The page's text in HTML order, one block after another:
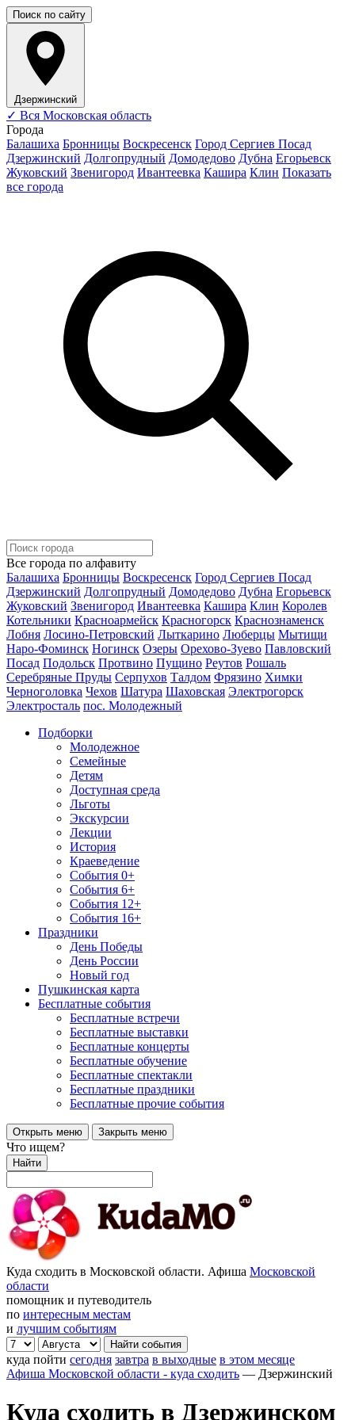
Поиск по сайту
Дзержинский
✓ Вся Московская область
Города
Балашиха Бронницы Воскресенск Город Сергиев Посад
Дзержинский Долгопрудный Домодедово Дубна Егорьевск
Жуковский Звенигород Ивантеевка Кашира Клин Показать
все города
Все города по алфавиту
Балашиха Бронницы Воскресенск Город Сергиев Посад
Дзержинский Долгопрудный Домодедово Дубна Егорьевск
Жуковский Звенигород Ивантеевка Кашира Клин Королев
Котельники Красноармейск Красногорск Краснознаменск
Лобня Лосино-Петровский Лыткарино Люберцы Мытищи
Наро-Фоминск Ногинск Озеры Орехово-Зуево Павловский
Посад Подольск Протвино Пущино Реутов Рошаль
Серебряные Пруды Серпухов Талдом Фрязино Химки
Черноголовка Чехов Шатура Шаховская Электрогорск
Электросталь пос. Молодежный
Подборки
Молодежное
Семейные
Детям
Доступная среда
Льготы
Экскурсии
Лекции
История
Краеведение
События 0+
События 6+
События 12+
События 16+
Праздники
День Победы
День России
Новый год
Пушкинская карта
Бесплатные события
Бесплатные встречи
Бесплатные выставки
Бесплатные концерты
Бесплатные обучение
Бесплатные спектакли
Бесплатные праздники
Бесплатные прочие события
Открыть меню Закрыть меню
Что ищем?
Найти
Куда сходить в Московской области. Афиша Московской
области
помощник и путеводитель
по интересным местам
и лучшим событиям
куда пойти сегодня завтра в выходные в этом месяце
Афиша Московской области - куда сходить — Дзержинский
Куда сходить в Дзержинском